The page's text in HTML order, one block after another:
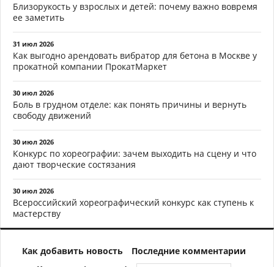
Близорукость у взрослых и детей: почему важно вовремя
ее заметить
31 июл 2026
Как выгодно арендовать вибратор для бетона в Москве у
прокатной компании ПрокатМаркет
30 июл 2026
Боль в грудном отделе: как понять причины и вернуть
свободу движений
30 июл 2026
Конкурс по хореографии: зачем выходить на сцену и что
дают творческие состязания
30 июл 2026
Всероссийский хореографический конкурс как ступень к
мастерству
Как добавить новость
Последние комментарии